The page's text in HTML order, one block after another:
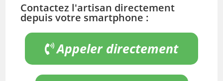
Contactez l'artisan directement
depuis votre smartphone :
Appeler directement